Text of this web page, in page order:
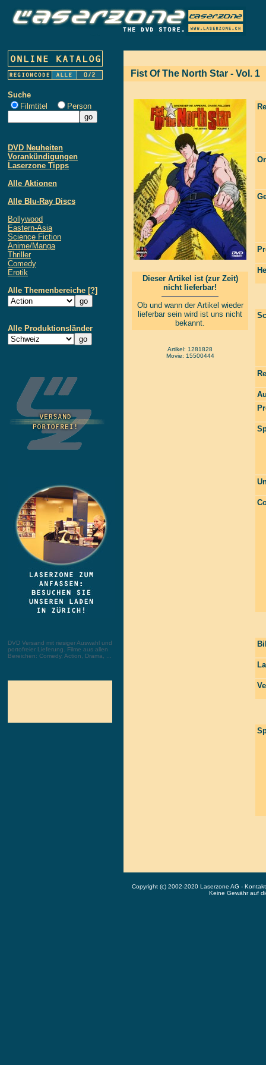
Suche
Filmtitel
Person
DVD Neuheiten
Vorankündigungen
Laserzone Tipps
Alle Aktionen
Alle Blu-Ray Discs
Bollywood
Eastern-Asia
Science Fiction
Anime/Manga
Thriller
Comedy
Erotik
Alle Themenbereiche [?]
Alle Produktionsländer
DVD Versand mit riesiger Auswahl und
portofreier Lieferung. Filme aus allen
Bereichen: Comedy, Action, Drama, ...
Fist Of The North Star - Vol. 1
Dieser Artikel ist (zur Zeit)
nicht lieferbar!
Ob und wann der Artikel wieder
lieferbar sein wird ist uns nicht
bekannt.
Artikel: 1281828
Movie: 15500444
Copyright (c) 2002-2020 Laserzone AG -
Keine Gewähr auf